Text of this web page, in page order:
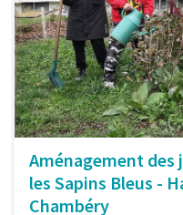
Aménagement des
les Sapins Bleus -
Chambéry